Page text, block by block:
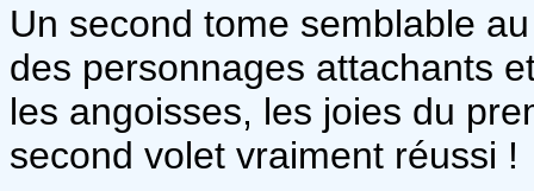
Un second tome semblable
des personnages attachants
les angoisses, les joies du
second volet vraiment réussi !